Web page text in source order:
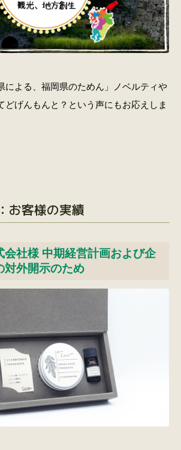
による、福岡県のためん」ノベルティや
どげんもんと？という声にもお応えしま
お客様の実績
会社様 中期経営計画および企
対外開示のため